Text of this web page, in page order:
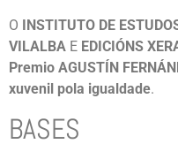
O INSTITUTO DE
VILALBA E EDICIÓNS
Premio AGUSTÍN
xuvenil pola igualdade.
BASES